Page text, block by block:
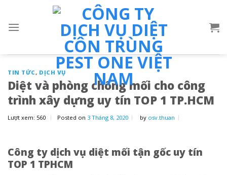
content
TIN TỨC, DỊCH VỤ
Diệt và phòng chống mối cho công
trình xây dựng uy tín TOP 1 TP.HCM
Lượt xem: 560 Posted on 3 Tháng 8, 2020 by osv.thuan
Công ty dịch vụ diệt mối tận gốc uy tín
TOP 1 TPHCM